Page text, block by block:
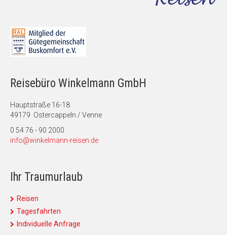
Reisebüro Winkelmann GmbH
Hauptstraße 16-18
49179 Ostercappeln / Venne
0 54 76 - 90 2000
info@winkelmann-reisen.de
Ihr Traumurlaub
Reisen
Tagesfahrten
Individuelle Anfrage